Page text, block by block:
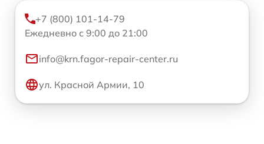
+7 (800) 101-14-79
Ежедневно с 9:00 до 21:00
info@krn.fagor-repair-center.ru
ул. Красной Армии, 10